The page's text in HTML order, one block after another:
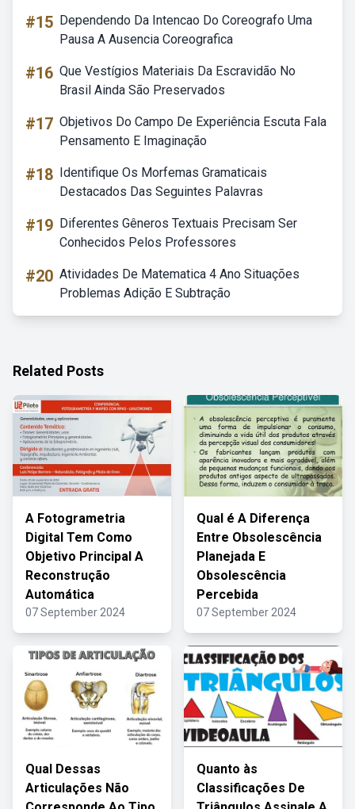
#15 Dependendo Da Intencao Do Coreografo Uma
Pausa A Ausencia Coreografica
#16 Que Vestígios Materiais Da Escravidão No
Brasil Ainda São Preservados
#17 Objetivos Do Campo De Experiência Escuta Fala
Pensamento E Imaginação
#18 Identifique Os Morfemas Gramaticais
Destacados Das Seguintes Palavras
#19 Diferentes Gêneros Textuais Precisam Ser
Conhecidos Pelos Professores
#20 Atividades De Matematica 4 Ano Situações
Problemas Adição E Subtração
Related Posts
A Fotogrametria
Digital Tem Como
Objetivo Principal A
Reconstrução
Automática
07 September 2024
Qual é A Diferença
Entre Obsolescência
Planejada E
Obsolescência
Percebida
07 September 2024
Qual Dessas
Articulações Não
Quanto às
Classificações De